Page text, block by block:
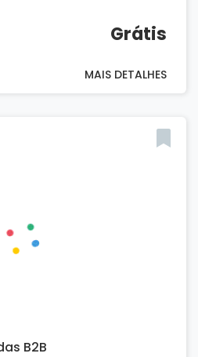
Grátis
MAIS DETALHES
B2B